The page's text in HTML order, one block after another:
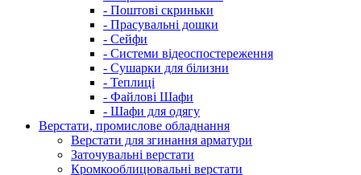
- Поштові скриньки
- Прасувальні дошки
- Сейфи
- Системи відеоспостереження
- Сушарки для білизни
- Теплиці
- Файлові Шафи
- Шафи для одягу
Верстати, промислове обладнання
Верстати для згинання арматури
Заточувальні верстати
Кромкооблицювальні верстати